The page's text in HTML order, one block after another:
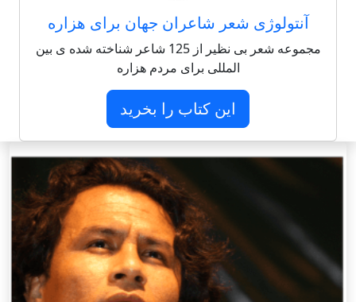
آنتولوژی شعر شاعران جهان برای هزاره
مجموعه شعر بی نظیر از 125 شاعر شناخته شده ی بین
المللی برای مردم هزاره
این کتاب را بخرید